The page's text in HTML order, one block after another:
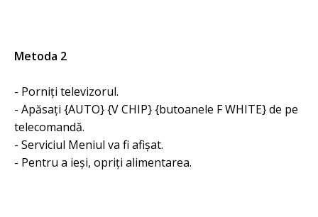
Metoda 2
- Porniți televizorul.
- Apăsați {AUTO} {V CHIP} {butoanele F WHITE} de pe
telecomandă.
- Serviciul Meniul va fi afișat.
- Pentru a ieși, opriți alimentarea.